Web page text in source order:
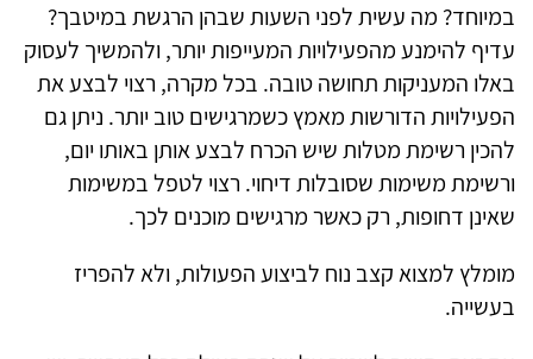
במיוחד? מה עשית לפני השעות שבהן הרגשת במיטבך?
עדיף להימנע מהפעילויות המעייפות יותר, ולהמשיך לעסוק
באלו המעניקות תחושה טובה. בכל מקרה, רצוי לבצע את
הפעילויות הדורשות מאמץ כשמרגישים טוב יותר. ניתן גם
להכין רשימת מטלות שיש הכרח לבצע אותן באותו יום,
ורשימת משימות שסובלות דיחוי. רצוי לטפל במשימות
שאינן דחופות, רק כאשר מרגישים מוכנים לכך.
מומלץ למצוא קצב נוח לביצוע הפעולות, ולא להפריז
בעשייה.